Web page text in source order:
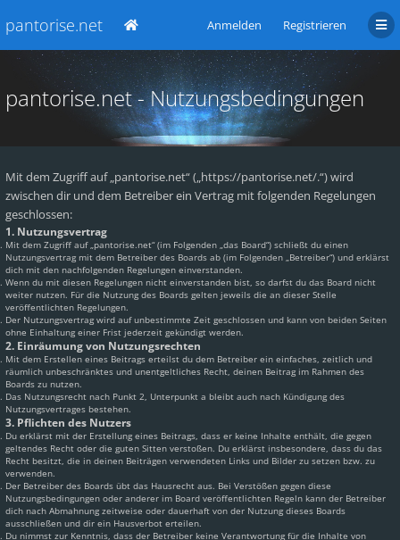
pantorise.net Anmelden Registrieren
pantorise.net - Nutzungsbedingungen
Mit dem Zugriff auf „pantorise.net“ („https://pantorise.net/.“) wird
zwischen dir und dem Betreiber ein Vertrag mit folgenden Regelungen
geschlossen:
1. Nutzungsvertrag
Mit dem Zugriff auf „pantorise.net“ (im Folgenden „das Board“) schließt du einen
Nutzungsvertrag mit dem Betreiber des Boards ab (im Folgenden „Betreiber“) und erklärst
dich mit den nachfolgenden Regelungen einverstanden.
Wenn du mit diesen Regelungen nicht einverstanden bist, so darfst du das Board nicht
weiter nutzen. Für die Nutzung des Boards gelten jeweils die an dieser Stelle
veröffentlichten Regelungen.
Der Nutzungsvertrag wird auf unbestimmte Zeit geschlossen und kann von beiden Seiten
ohne Einhaltung einer Frist jederzeit gekündigt werden.
2. Einräumung von Nutzungsrechten
Mit dem Erstellen eines Beitrags erteilst du dem Betreiber ein einfaches, zeitlich und
räumlich unbeschränktes und unentgeltliches Recht, deinen Beitrag im Rahmen des
Boards zu nutzen.
Das Nutzungsrecht nach Punkt 2, Unterpunkt a bleibt auch nach Kündigung des
Nutzungsvertrages bestehen.
3. Pflichten des Nutzers
Du erklärst mit der Erstellung eines Beitrags, dass er keine Inhalte enthält, die gegen
geltendes Recht oder die guten Sitten verstoßen. Du erklärst insbesondere, dass du das
Recht besitzt, die in deinen Beiträgen verwendeten Links und Bilder zu setzen bzw. zu
verwenden.
Der Betreiber des Boards übt das Hausrecht aus. Bei Verstößen gegen diese
Nutzungsbedingungen oder anderer im Board veröffentlichten Regeln kann der Betreiber
dich nach Abmahnung zeitweise oder dauerhaft von der Nutzung dieses Boards
ausschließen und dir ein Hausverbot erteilen.
Du nimmst zur Kenntnis, dass der Betreiber keine Verantwortung für die Inhalte von